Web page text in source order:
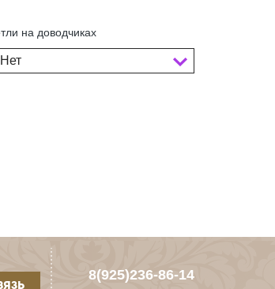
на доводчиках
Нет
8(925)236-86-14